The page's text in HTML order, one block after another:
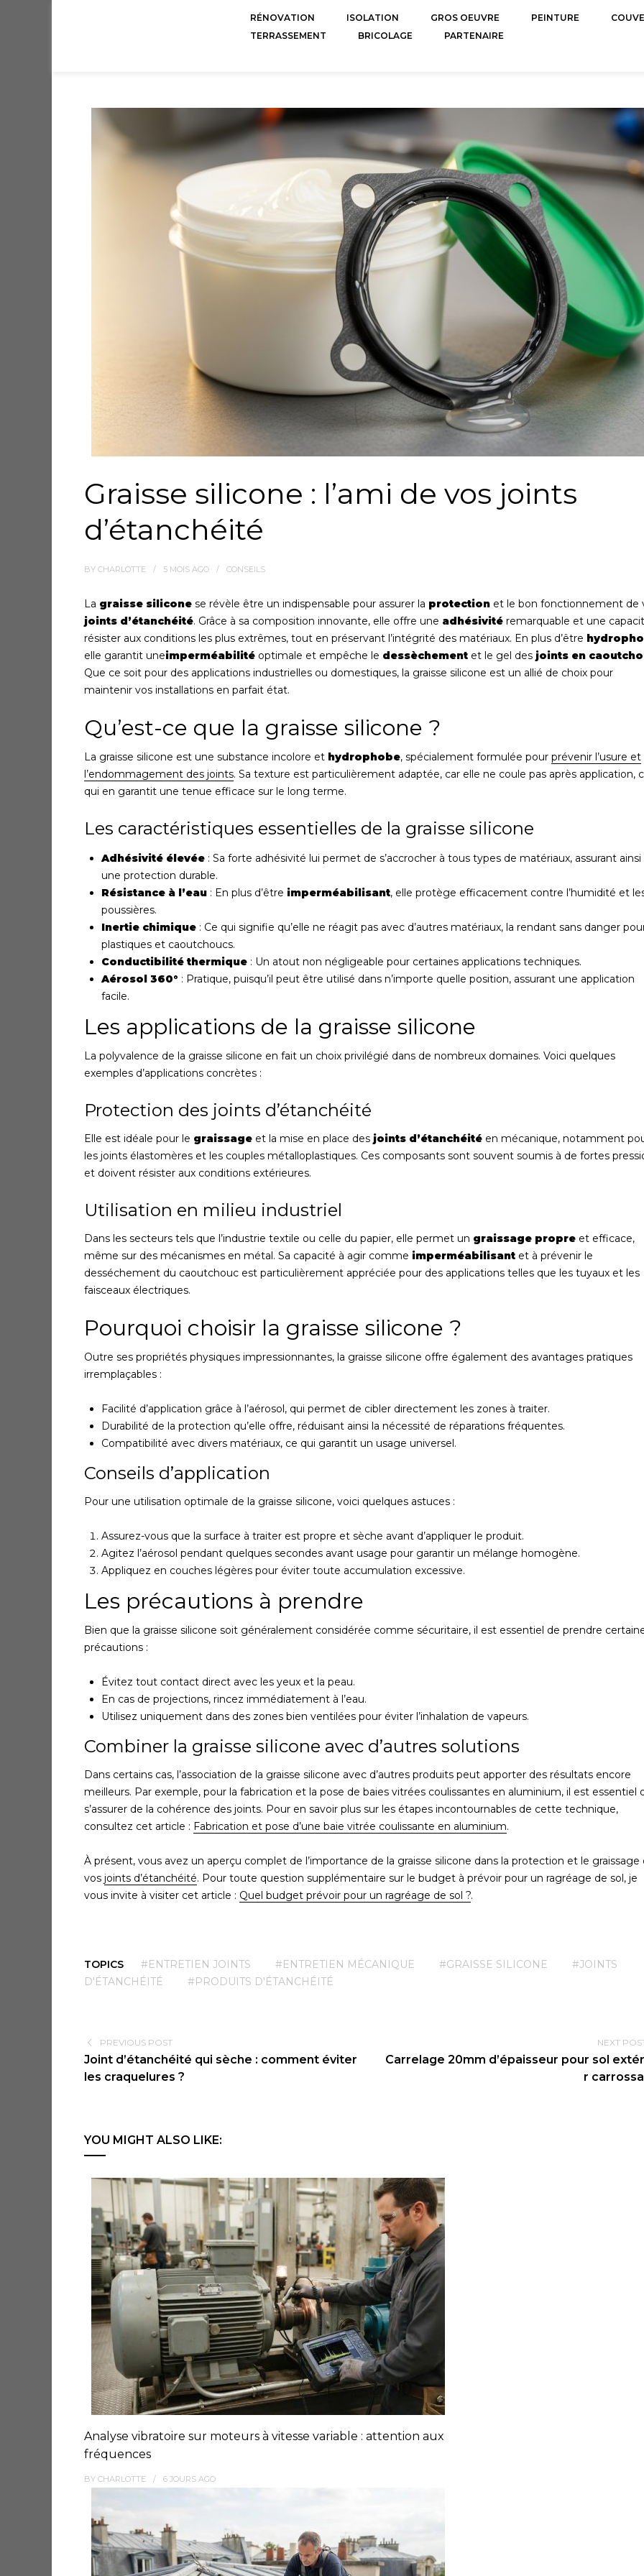
RÉNOVATION ISOLATION GROS OEUVRE PEINTURE
TERRASSEMENT
BRICOLAGE PARTENAIRE
Graisse silicone : l’ami de vos joints
d’étanchéité
BY CHARLOTTE 5 MOIS AGO CONSEILS
La graisse silicone se révèle être un indispensable pour assurer la protection et le bon fonctionnement de
joints d’étanchéité. Grâce à sa composition innovante, elle offre une adhésivité remarquable et une
résister aux conditions les plus extrêmes, tout en préservant l’intégrité des matériaux. En plus d’être
elle garantit uneimperméabilité optimale et empêche le dessèchement et le gel des joints en
Que ce soit pour des applications industrielles ou domestiques, la graisse silicone est un allié de choix pour
maintenir vos installations en parfait état.
Qu’est-ce que la graisse silicone ?
La graisse silicone est une substance incolore et hydrophobe, spécialement formulée pour prévenir l’usure et
l’endommagement des joints. Sa texture est particulièrement adaptée, car elle ne coule pas après application,
qui en garantit une tenue efficace sur le long terme.
Les caractéristiques essentielles de la graisse silicone
Adhésivité élevée : Sa forte adhésivité lui permet de s’accrocher à tous types de matériaux, assurant ainsi
une protection durable.
Résistance à l’eau : En plus d’être imperméabilisant, elle protège efficacement contre l’humidité et
poussières.
Inertie chimique : Ce qui signifie qu’elle ne réagit pas avec d’autres matériaux, la rendant sans danger
plastiques et caoutchoucs.
Conductibilité thermique : Un atout non négligeable pour certaines applications techniques.
Aérosol 360° : Pratique, puisqu’il peut être utilisé dans n’importe quelle position, assurant une application
facile.
Les applications de la graisse silicone
La polyvalence de la graisse silicone en fait un choix privilégié dans de nombreux domaines. Voici quelques
exemples d’applications concrètes :
Protection des joints d’étanchéité
Elle est idéale pour le graissage et la mise en place des joints d’étanchéité en mécanique, notamment
les joints élastomères et les couples métalloplastiques. Ces composants sont souvent soumis à de fortes
et doivent résister aux conditions extérieures.
Utilisation en milieu industriel
Dans les secteurs tels que l’industrie textile ou celle du papier, elle permet un graissage propre et efficace,
même sur des mécanismes en métal. Sa capacité à agir comme imperméabilisant et à prévenir le
desséchement du caoutchouc est particulièrement appréciée pour des applications telles que les tuyaux et les
faisceaux électriques.
Pourquoi choisir la graisse silicone ?
Outre ses propriétés physiques impressionnantes, la graisse silicone offre également des avantages pratiques
irremplaçables :
Facilité d’application grâce à l’aérosol, qui permet de cibler directement les zones à traiter.
Durabilité de la protection qu’elle offre, réduisant ainsi la nécessité de réparations fréquentes.
Compatibilité avec divers matériaux, ce qui garantit un usage universel.
Conseils d’application
Pour une utilisation optimale de la graisse silicone, voici quelques astuces :
Assurez-vous que la surface à traiter est propre et sèche avant d’appliquer le produit.
Agitez l’aérosol pendant quelques secondes avant usage pour garantir un mélange homogène.
Appliquez en couches légères pour éviter toute accumulation excessive.
Les précautions à prendre
Bien que la graisse silicone soit généralement considérée comme sécuritaire, il est essentiel de prendre
précautions :
Évitez tout contact direct avec les yeux et la peau.
En cas de projections, rincez immédiatement à l’eau.
Utilisez uniquement dans des zones bien ventilées pour éviter l’inhalation de vapeurs.
Combiner la graisse silicone avec d’autres solutions
Dans certains cas, l’association de la graisse silicone avec d’autres produits peut apporter des résultats encore
meilleurs. Par exemple, pour la fabrication et la pose de baies vitrées coulissantes en aluminium, il est essentiel
s’assurer de la cohérence des joints. Pour en savoir plus sur les étapes incontournables de cette technique,
consultez cet article : Fabrication et pose d’une baie vitrée coulissante en aluminium.
À présent, vous avez un aperçu complet de l’importance de la graisse silicone dans la protection et le graissage
vos joints d’étanchéité. Pour toute question supplémentaire sur le budget à prévoir pour un ragréage de sol, je
vous invite à visiter cet article : Quel budget prévoir pour un ragréage de sol ?.
TOPICS #ENTRETIEN JOINTS #ENTRETIEN MÉCANIQUE #GRAISSE SILICONE
#JOINTS
D'ÉTANCHÉITÉ
#PRODUITS D'ÉTANCHÉITÉ
PREVIOUS POST
Joint d’étanchéité qui sèche : comment éviter
les craquelures ?
NEXT
Carrelage 20mm d’épaisseur pour sol
r
YOU MIGHT ALSO LIKE:
Analyse vibratoire sur moteurs à vitesse variable : attention aux
fréquences
BY CHARLOTTE 6 JOURS AGO